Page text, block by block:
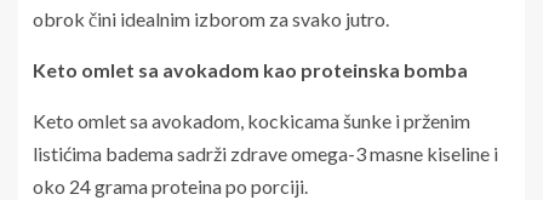
obrok čini idealnim izborom za svako jutro.
Keto omlet sa avokadom kao proteinska bomba
Keto omlet sa avokadom, kockicama šunke i prženim
listićima badema sadrži zdrave omega-3 masne kiseline i
oko 24 grama proteina po porciji.